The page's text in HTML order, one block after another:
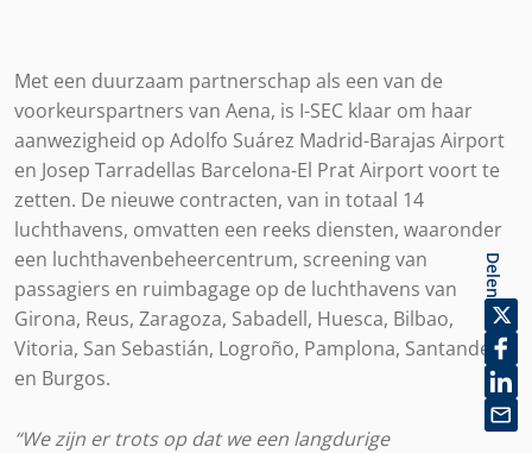
Met een duurzaam partnerschap als een van de
voorkeurspartners van Aena, is I-SEC klaar om haar
aanwezigheid op Adolfo Suárez Madrid-Barajas Airport
en Josep Tarradellas Barcelona-El Prat Airport voort te
zetten. De nieuwe contracten, van in totaal 14
luchthavens, omvatten een reeks diensten, waaronder
een luchthavenbeheercentrum, screening van
passagiers en ruimbagage op de luchthavens van
Girona, Reus, Zaragoza, Sabadell, Huesca, Bilbao,
Vitoria, San Sebastián, Logroño, Pamplona, Santander
en Burgos.
“We zijn er trots op dat we een langdurige
Delen